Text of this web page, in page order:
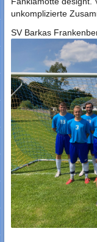
unkomplizierte
SV Barkas